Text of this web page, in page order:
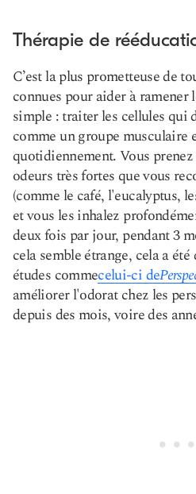
Thérapie de
C’est la plus prometteuse de
connues pour aider à ramener
simple : traiter les cellules qui
comme un groupe musculaire
quotidiennement. Vous prenez
odeurs très fortes que vous
(comme le café, l'eucalyptus,
et vous les inhalez
deux fois par jour, pendant 3
cela semble étrange, cela a
études commecelui-ci de
améliorer l'odorat chez les
depuis des mois, voire des